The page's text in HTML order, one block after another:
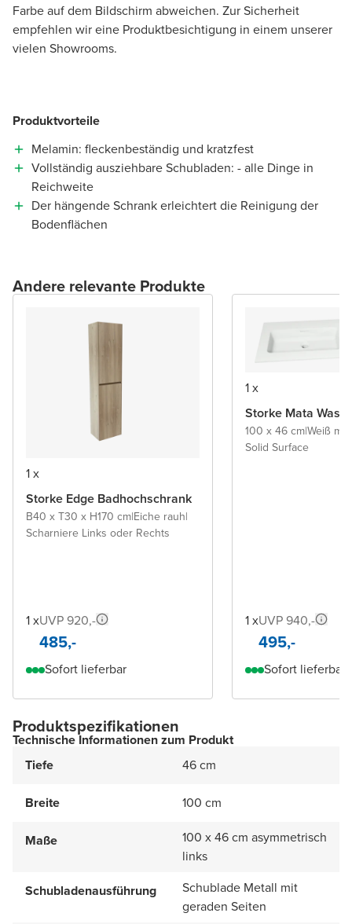
Farbe auf dem Bildschirm abweichen. Zur Sicherheit
empfehlen wir eine Produktbesichtigung in einem unserer
vielen Showrooms.
Produktvorteile
Melamin: fleckenbeständig und kratzfest
Vollständig ausziehbare Schubladen: - alle Dinge in
Reichweite
Der hängende Schrank erleichtert die Reinigung der
Bodenflächen
Andere relevante Produkte
1 x
Storke Edge Badhochschrank
B40 x T30 x H170 cm|Eiche rauh|
Scharniere Links oder Rechts
1 xUVP 920,-
485,-
Sofort lieferbar
1 x
Storke Mata
100 x 46 cm|Weiß
Solid Surface
1 xUVP 940,-
495,-
Sofort lieferbar
Produktspezifikationen
Technische Informationen zum Produkt
Tiefe
46 cm
Breite 100 cm
Maße
100 x 46 cm asymmetrisch
links
Schubladenausführung
Schublade Metall mit
geraden Seiten